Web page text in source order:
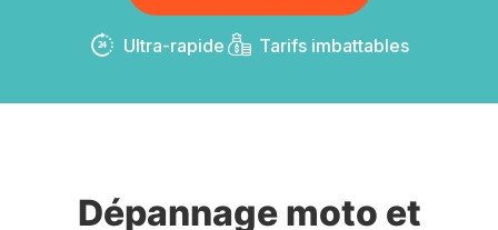
Ultra-rapide Tarifs imbattables
Dépannage moto et